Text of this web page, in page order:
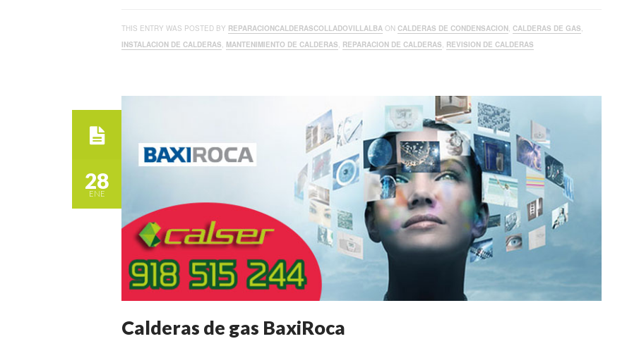
THIS ENTRY WAS POSTED BY REPARACIONCALDERASCOLLADOVILLALBA ON CALDERAS DE CONDENSACION, CALDERAS DE GAS,
INSTALACION DE CALDERAS, MANTENIMIENTO DE CALDERAS, REPARACION DE CALDERAS, REVISION DE CALDERAS
28
ENE
Calderas de gas BaxiRoca